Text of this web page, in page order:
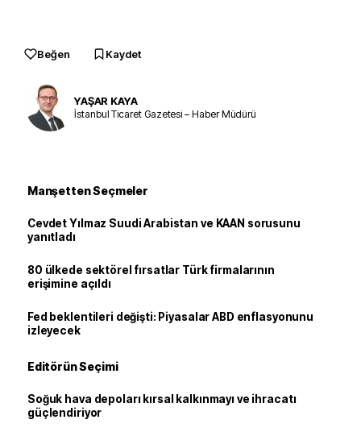
Beğen Kaydet
YAŞAR KAYA
İstanbul Ticaret Gazetesi – Haber Müdürü
Manşetten Seçmeler
Cevdet Yılmaz Suudi Arabistan ve KAAN sorusunu
yanıtladı
80 ülkede sektörel fırsatlar Türk firmalarının
erişimine açıldı
Fed beklentileri değişti: Piyasalar ABD enflasyonunu
izleyecek
Editörün Seçimi
Soğuk hava depoları kırsal kalkınmayı ve ihracatı
güçlendiriyor